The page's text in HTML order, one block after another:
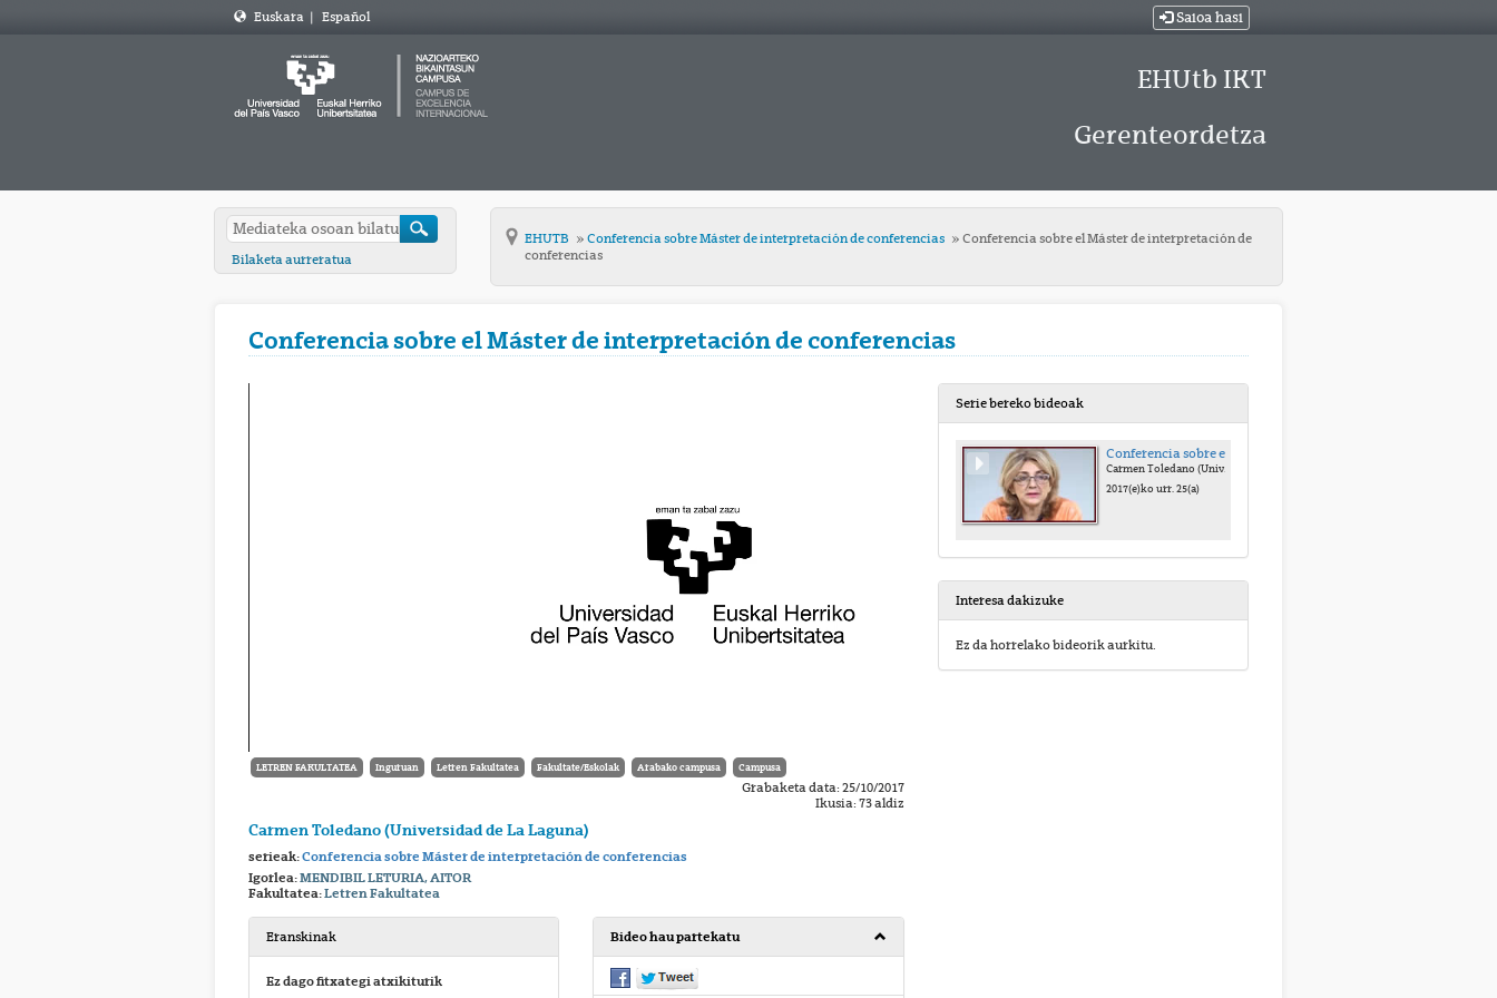
Euskara | Español Saioa hasi
EHUtb IKT
Gerenteordetza
Bilaketa aurreratua
EHUTB Conferencia sobre Máster de interpretación de conferencias
Conferencia sobre el Máster de interpretación de
conferencias
Conferencia sobre el Máster de interpretación de conferencias
LETREN FAKULTATEA Inguruan Letren Fakultatea Fakultate/Eskolak Arabako campusa Campusa
Grabaketa data: 25/10/2017
Ikusia: 73 aldiz
Carmen Toledano (Universidad de La Laguna)
serieak:Conferencia sobre Máster de interpretación de conferencias
Igorlea:MENDIBIL LETURIA, AITOR
Fakultatea:Letren Fakultatea
Eranskinak
Ez dago fitxategi atxikiturik
Bideo hau partekatu
Serie bereko bideoak
Conferencia sobre el Máster de interpretación de conferencias
Carmen Toledano (Universidad de La Laguna)
2017(e)ko urr. 25(a)
Interesa dakizuke
Ez da horrelako bideorik aurkitu.